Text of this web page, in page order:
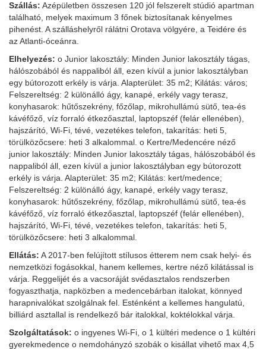
Szállás: Azépületben összesen 120 jól felszerelt stúdió apartman
található, melyek maximum 3 főnek biztosítanak kényelmes
pihenést. A szálláshelyről rálátni Orotava völgyére, a Teidére és
az Atlanti-óceánra.
Elhelyezés: o Junior lakosztály: Minden Junior lakosztály tágas,
hálószobából és nappaliból áll, ezen kívül a junior lakosztályban
egy bútorozott erkély is várja. Alapterület: 35 m2; Kilátás: város;
Felszereltség: 2 különálló ágy, kanapé, erkély vagy terasz,
konyhasarok: hűtőszekrény, főzőlap, mikrohullámú sütő, tea-és
kávéfőző, víz forraló étkezőasztal, laptopszéf (felár ellenében),
hajszárító, Wi-Fi, tévé, vezetékes telefon, takarítás: heti 5,
törülközőcsere: heti 3 alkalommal. o Kertre/Medencére néző
junior lakosztály: Minden Junior lakosztály tágas, hálószobából és
nappaliból áll, ezen kívül a junior lakosztályban egy bútorozott
erkély is várja. Alapterület: 35 m2; Kilátás: kert/medence;
Felszereltség: 2 különálló ágy, kanapé, erkély vagy terasz,
konyhasarok: hűtőszekrény, főzőlap, mikrohullámú sütő, tea-és
kávéfőző, víz forraló étkezőasztal, laptopszéf (felár ellenében),
hajszárító, Wi-Fi, tévé, vezetékes telefon, takarítás: heti 5,
törülközőcsere: heti 3 alkalommal.
Ellátás: A 2017-ben felújított stílusos étterem nem csak helyi- és
nemzetközi fogásokkal, hanem kellemes, kertre néző kilátással is
várja. Reggelijét és a vacsoráját svédasztalos rendszerben
fogyaszthatja, napközben a medencebárban italokat, könnyed
harapnivalókat szolgálnak fel. Esténként a kellemes hangulatú,
billiárd asztallal is rendelkező bár italokkal, koktélokkal várja.
Szolgáltatások: o ingyenes Wi-Fi, o 1 kültéri medence o 1 kültéri
gyerekmedence o nemdohányzó szobák o kisállat vihető max 4,5